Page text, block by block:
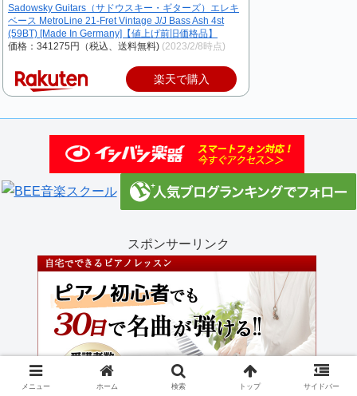
Sadowsky Guitars（サドウスキー・ギターズ）エレキ
ベース MetroLine 21-Fret Vintage J/J Bass Ash 4st
(59BT) [Made In Germany]【値上げ前旧価格品】
価格：341275円（税込、送料無料) (2023/2/8時点)
楽天で購入
スポンサーリンク
メニュー ホーム 検索 トップ サイドバー